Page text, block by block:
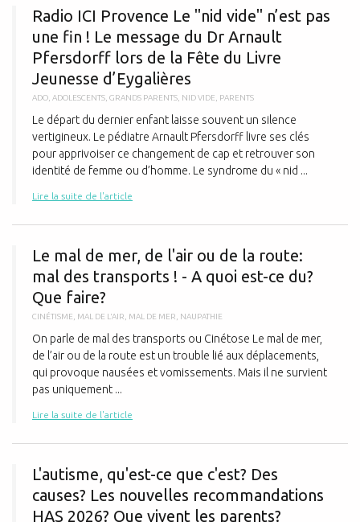
Radio ICI Provence Le "nid vide" n’est pas
une fin ! Le message du Dr Arnault
Pfersdorff lors de la Fête du Livre
Jeunesse d’Eygalières
ADO ADOLESCENTS GRANDS PARENTS NID VIDE PARENTS
Le départ du dernier enfant laisse souvent un silence
vertigineux. Le pédiatre Arnault Pfersdorff livre ses clés
pour apprivoiser ce changement de cap et retrouver son
identité de femme ou d’homme. Le syndrome du « nid ...
Lire la suite de l'article
Le mal de mer, de l'air ou de la route:
mal des transports ! - A quoi est-ce du?
Que faire?
CINÉTISME MAL DE L'AIR MAL DE MER NAUPATHIE
On parle de mal des transports ou Cinétose Le mal de mer,
de l’air ou de la route est un trouble lié aux déplacements,
qui provoque nausées et vomissements. Mais il ne survient
pas uniquement ...
Lire la suite de l'article
L'autisme, qu'est-ce que c'est? Des
causes? Les nouvelles recommandations
HAS 2026? Que vivent les parents?